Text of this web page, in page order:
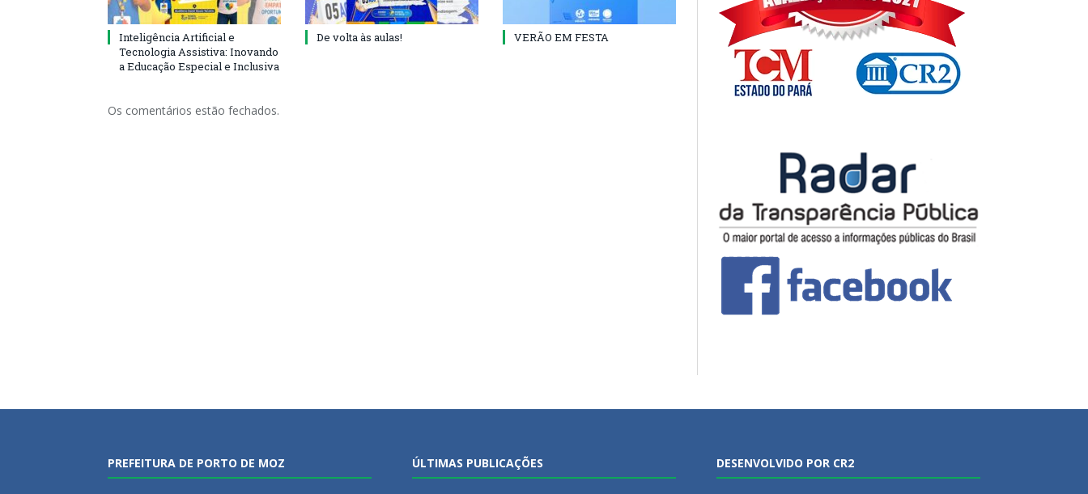
Inteligência Artificial e
Tecnologia Assistiva: Inovando
a Educação Especial e Inclusiva
De volta às aulas! VERÃO EM FESTA
Os comentários estão fechados.
PREFEITURA DE PORTO DE MOZ ÚLTIMAS PUBLICAÇÕES DESENVOLVIDO POR CR2